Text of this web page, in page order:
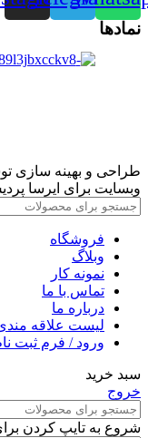
نمادها
طراحی و بهینه سازی
وبسایت برای ایرسا
فروشگاه
وبلاگ
نمونه کار
تماس با ما
درباره ما
لیست علاقه
ورود / فرم ثبت
سبد خرید
خروج
شروع به تایپ کردن